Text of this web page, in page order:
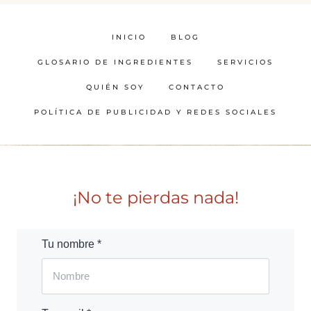
INICIO BLOG
GLOSARIO DE INGREDIENTES SERVICIOS
QUIÉN SOY CONTACTO
POLÍTICA DE PUBLICIDAD Y REDES SOCIALES
¡No te pierdas nada!
Tu nombre *